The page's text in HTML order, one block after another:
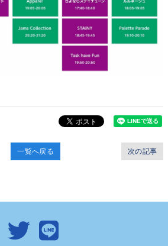
次の記事
一覧へ戻る